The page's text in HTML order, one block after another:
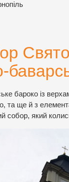
бароко із
та ще й з
собор, який